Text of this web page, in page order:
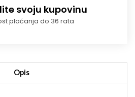
svoju kupovinu
plaćanja do 36 rata
Opis